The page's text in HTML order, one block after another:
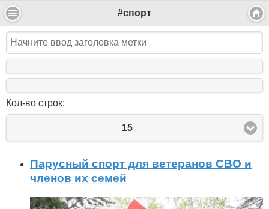
#спорт
Кол-во строк:
15
Парусный спорт для ветеранов СВО и
членов их семей